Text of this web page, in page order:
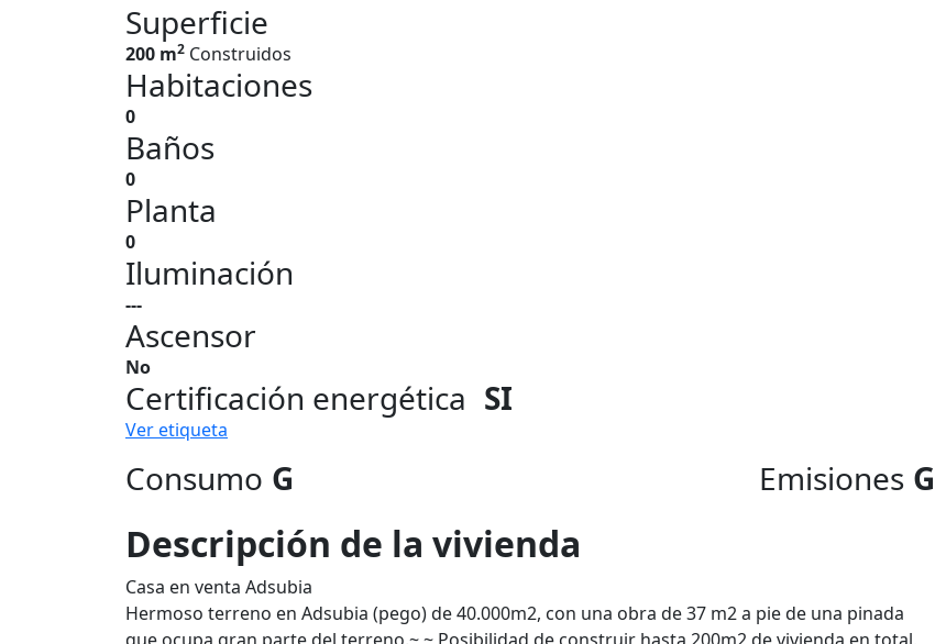
Superficie
200 m2 Construidos
Habitaciones
0
Baños
0
Planta
0
Iluminación
---
Ascensor
No
Certificación energética SI
Ver etiqueta
Consumo G Emisiones G
Descripción de la vivienda
Casa en venta Adsubia
Hermoso terreno en Adsubia (pego) de 40.000m2, con una obra de 37 m2 a pie de una pinada